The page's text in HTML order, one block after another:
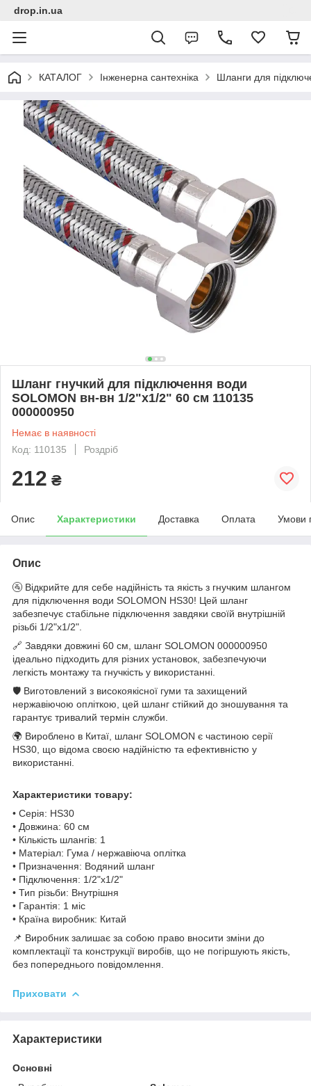
drop.in.ua
КАТАЛОГ Інженерна сантехніка Шланги для
Шланг гнучкий для підключення води
SOLOMON вн-вн 1/2"x1/2" 60 см 110135
000000950
Немає в наявності
Код: 110135
Роздріб
212 ₴
Опис Характеристики Доставка Оплата Умови
Опис
🚰 Відкрийте для себе надійність та якість з гнучким шлангом
для підключення води SOLOMON HS30! Цей шланг
забезпечує стабільне підключення завдяки своїй внутрішній
різьбі 1/2"x1/2".
🔗 Завдяки довжині 60 см, шланг SOLOMON 000000950
ідеально підходить для різних установок, забезпечуючи
легкість монтажу та гнучкість у використанні.
🛡️ Виготовлений з високоякісної гуми та захищений
нержавіючою опліткою, цей шланг стійкий до зношування та
гарантує тривалий термін служби.
🌍 Вироблено в Китаї, шланг SOLOMON є частиною серії
HS30, що відома своєю надійністю та ефективністю у
використанні.
Характеристики товару:
• Серія: HS30
• Довжина: 60 см
• Кількість шлангів: 1
• Матеріал: Гума / нержавіюча оплітка
• Призначення: Водяний шланг
• Підключення: 1/2"x1/2"
• Тип різьби: Внутрішня
• Гарантія: 1 міс
• Країна виробник: Китай
📌 Виробник залишає за собою право вносити зміни до
комплектації та конструкції виробів, що не погіршують якість,
без попереднього повідомлення.
Приховати
Характеристики
Основні